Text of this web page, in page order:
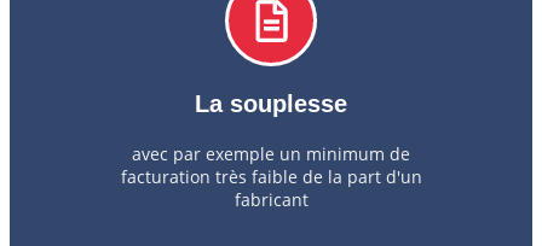
La souplesse
avec par exemple un minimum de
facturation très faible de la part d'un
fabricant